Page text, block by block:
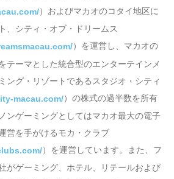
）およびマカオのコタイ地区に
、シティ・オブ・ドリームス
）を運営し、マカオの
テーマとした統合型のエンターテインメ
ング・リゾートであるスタジオ・シティ
macau.com/）の株式の過半数を所有
ンゲーミングとしてはマカオ最大の電子
営を手がけるモカ・クラブ
）を運営しています。また、フ
がゲーミング、ホテル、リテールおよび